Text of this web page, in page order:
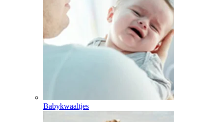
Babykwaaltjes